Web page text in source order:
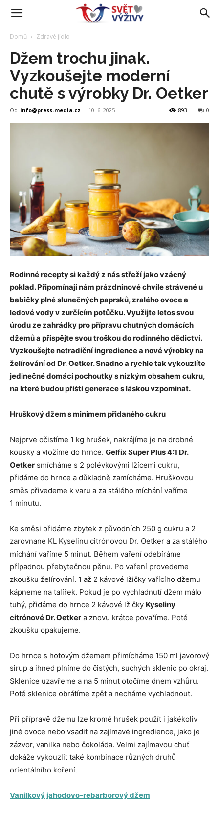
Domů Zdravé jídlo
Džem trochu jinak.
Vyzkoušejte moderní
chutě s výrobky Dr. Oetker
Od info@press-media.cz - 10. 6. 2025 0
893
Rodinné recepty si každý z nás střeží jako vzácný
poklad. Připomínají nám prázdninové chvíle strávené u
babičky plné slunečných paprsků, zralého ovoce a
ledové vody v zurčícím potůčku. Využijte letos svou
úrodu ze zahrádky pro přípravu chutných domácích
džemů a přispějte svou troškou do rodinného dědictví.
Vyzkoušejte netradiční ingredience a nové výrobky na
želírování od Dr. Oetker. Snadno a rychle tak vykouzlíte
jedinečné domácí pochoutky s nízkým obsahem cukru,
na které budou příští generace s láskou vzpomínat.
Hruškový džem s minimem přidaného cukru
Nejprve očistíme 1 kg hrušek, nakrájíme je na drobné
kousky a vložíme do hrnce. Gelfix Super Plus 4:1 Dr.
Oetker smícháme s 2 polévkovými lžícemi cukru,
přidáme do hrnce a důkladně zamícháme. Hruškovou
směs přivedeme k varu a za stálého míchání vaříme
1 minutu.
Ke směsi přidáme zbytek z původních 250 g cukru a 2
zarovnané KL Kyselinu citrónovou Dr. Oetker a za stálého
míchání vaříme 5 minut. Během vaření odebíráme
případnou přebytečnou pěnu. Po vaření provedeme
zkoušku želírování. 1 až 2 kávové lžičky vařícího džemu
kápneme na talířek. Pokud je po vychladnutí džem málo
tuhý, přidáme do hrnce 2 kávové lžičky Kyseliny
citrónové Dr. Oetker a znovu krátce povaříme. Poté
zkoušku opakujeme.
Do hrnce s hotovým džemem přimícháme 150 ml javorový
sirup a ihned plníme do čistých, suchých sklenic po okraj.
Sklenice uzavřeme a na 5 minut otočíme dnem vzhůru.
Poté sklenice obrátíme zpět a necháme vychladnout.
Při přípravě džemu lze kromě hrušek použít i jakékoliv
jiné ovoce nebo vsadit na zajímavé ingredience, jako je
zázvor, vanilka nebo čokoláda. Velmi zajímavou chuť
dokáže vykouzlit také kombinace různých druhů
orientálního koření.
Vanilkový jahodovo-rebarborový džem